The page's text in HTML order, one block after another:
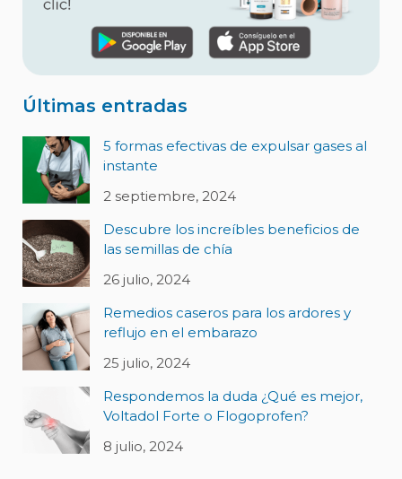
Últimas entradas
5 formas efectivas de expulsar gases al
instante
2 septiembre, 2024
Descubre los increíbles beneficios de
las semillas de chía
26 julio, 2024
Remedios caseros para los ardores y
reflujo en el embarazo
25 julio, 2024
Respondemos la duda ¿Qué es mejor,
Voltadol Forte o Flogoprofen?
8 julio, 2024